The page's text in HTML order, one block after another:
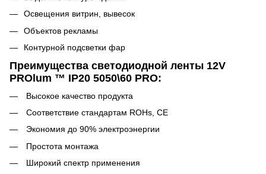
Освещения витрин, вывесок
Объектов рекламы
Контурной подсветки фар
Преимущества светодиодной ленты 12V
PROlum ™ IP20 5050\60 PRO:
Высокое качество продукта
Соответствие стандартам ROHs, CE
Экономия до 90% электроэнергии
Простота монтажа
Широкий спектр применения